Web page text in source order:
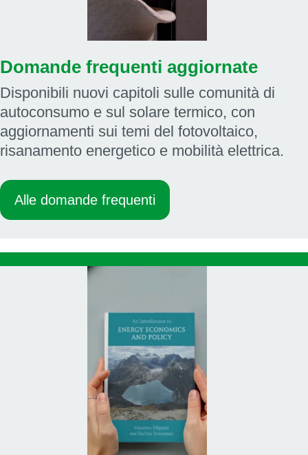
Domande frequenti aggiornate
Disponibili nuovi capitoli sulle comunità di
autoconsumo e sul solare termico, con
aggiornamenti sui temi del fotovoltaico,
risanamento energetico e mobilità elettrica.
Alle domande frequenti